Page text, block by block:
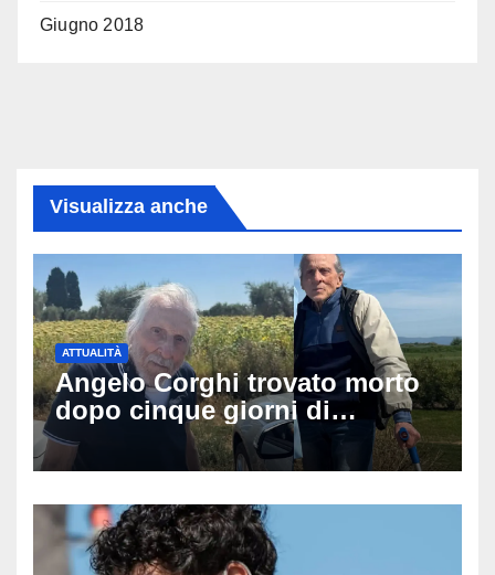
Giugno 2018
Visualizza anche
ATTUALITÀ
Angelo Corghi trovato morto
dopo cinque giorni di
ricerche: il giallo dell’80enne
scomparso dopo essere